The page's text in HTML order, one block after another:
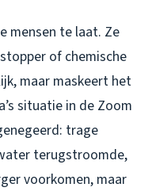
mensen te laat. Ze
of chemische
maar maskeert het
situatie in de Zoom
trage
terugstroomde,
voorkomen, maar